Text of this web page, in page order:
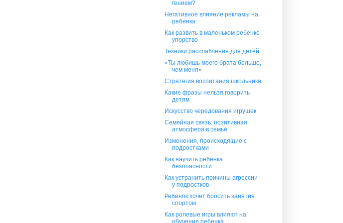
гением?
Негативное влияние рекламы на
ребенка
Как развить в маленьком ребенке
упорство
Техники расслабления для детей
«Ты любишь моего брата больше,
чем меня»
Стратегия воспитания школьника
Какие фразы нельзя говорить
детям
Искусство чередования игрушек
Семейная связь: позитивная
атмосфера в семье
Изменения, происходящие с
подростками
Как научить ребенка
безопасности
Как устранить причины агрессии
у подростков
Ребенок хочет бросить занятия
спортом
Как ролевые игры влияют на
обучение ребенка